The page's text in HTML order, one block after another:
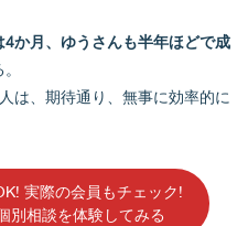
か月、ゆうさんも半年ほどで成
は、期待通り、無事に効率的に
実際の会員もチェック!
別相談を体験してみる